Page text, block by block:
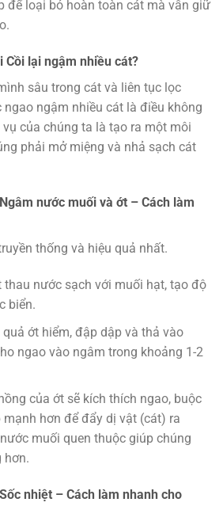
để loại bỏ hoàn toàn cát mà vẫn giữ
Cồi lại ngậm nhiều cát?
sâu trong cát và liên tục lọc
ngao ngậm nhiều cát là điều không
của chúng ta là tạo ra một môi
phải mở miệng và nhả sạch cát
nước muối và ớt – Cách làm
thống và hiệu quả nhất.
thau nước sạch với muối hạt, tạo độ
biển.
quả ớt hiểm, đập dập và thả vào
ngao vào ngâm trong khoảng 1-2
của ớt sẽ kích thích ngao, buộc
hơn để đẩy dị vật (cát) ra
muối quen thuộc giúp chúng
hơn.
nhiệt – Cách làm nhanh cho